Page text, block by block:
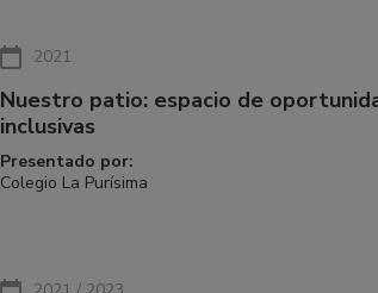
2021
Nuestro patio: espacio de
inclusivas
Presentado por:
Colegio La Purísima